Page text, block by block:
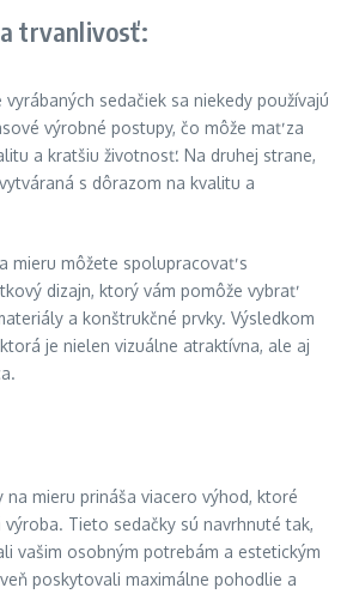
trvanlivosť:
sedačiek sa niekedy používajú
výrobné postupy, čo môže mať za
a kratšiu životnosť. Na druhej strane,
s dôrazom na kvalitu a
mieru môžete spolupracovať s
dizajn, ktorý vám pomôže vybrať
a konštrukčné prvky. Výsledkom
je nielen vizuálne atraktívna, ale aj
na mieru prináša viacero výhod, ktoré
Tieto sedačky sú navrhnuté tak,
vašim osobným potrebám a estetickým
poskytovali maximálne pohodlie a